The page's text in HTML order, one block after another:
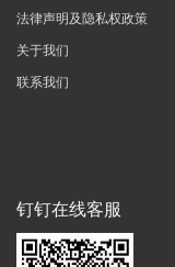
法律声明及隐私权政策
关于我们
联系我们
钉钉在线客服